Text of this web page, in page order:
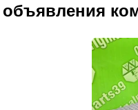
объявления